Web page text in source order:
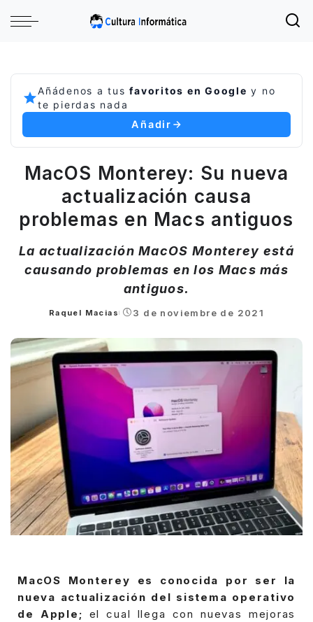
Añádenos a tusfavoritos en Google y no
te pierdas nada
Añadir
MacOS Monterey: Su nueva
actualización causa
problemas en Macs antiguos
La actualización MacOS Monterey está
causando problemas en los Macs más
antiguos.
Posted
Raquel Macias 3 de noviembre de 2021
MacOS Monterey es conocida por ser la
nueva actualización del sistema operativo
de Apple; el cual llega con nuevas mejoras